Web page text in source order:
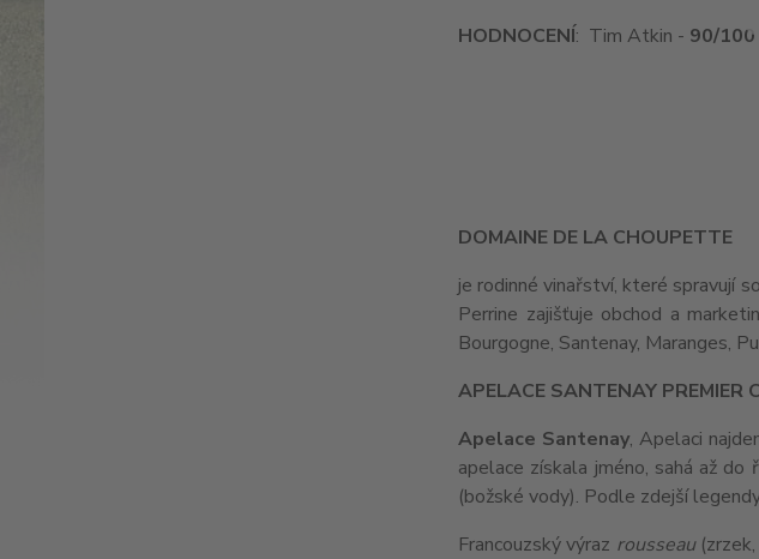
HODNOCENÍ: Tim Atkin - 90/100
DOMAINE DE LA CHOUPETTE
je rodinné vinařství, které spravují
Perrine zajišťuje obchod a
Bourgogne, Santenay, Maranges,
APELACE SANTENAY PREMIER
Apelace Santenay, Apelaci
apelace získala jméno, sahá až
(božské vody). Podle zdejší
Francouzský výraz rousseau(zrzek,